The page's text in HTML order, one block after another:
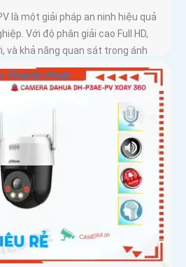
là một giải pháp an ninh hiệu quả
Với độ phân giải cao Full HD,
và khả năng quan sát trong ánh
theo dõi mọi góc cạnh một cách